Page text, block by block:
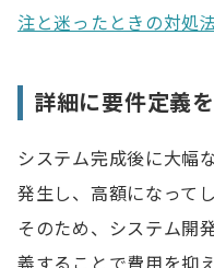
注と迷ったときの対処
詳細に要件定義
システム完成後に大幅
発生し、高額になって
そのため、システム開